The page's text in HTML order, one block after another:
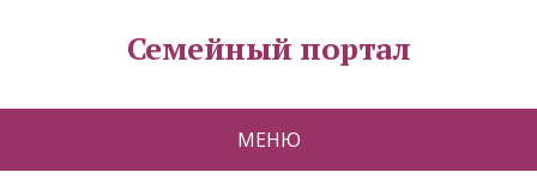
Семейный портал
МЕНЮ